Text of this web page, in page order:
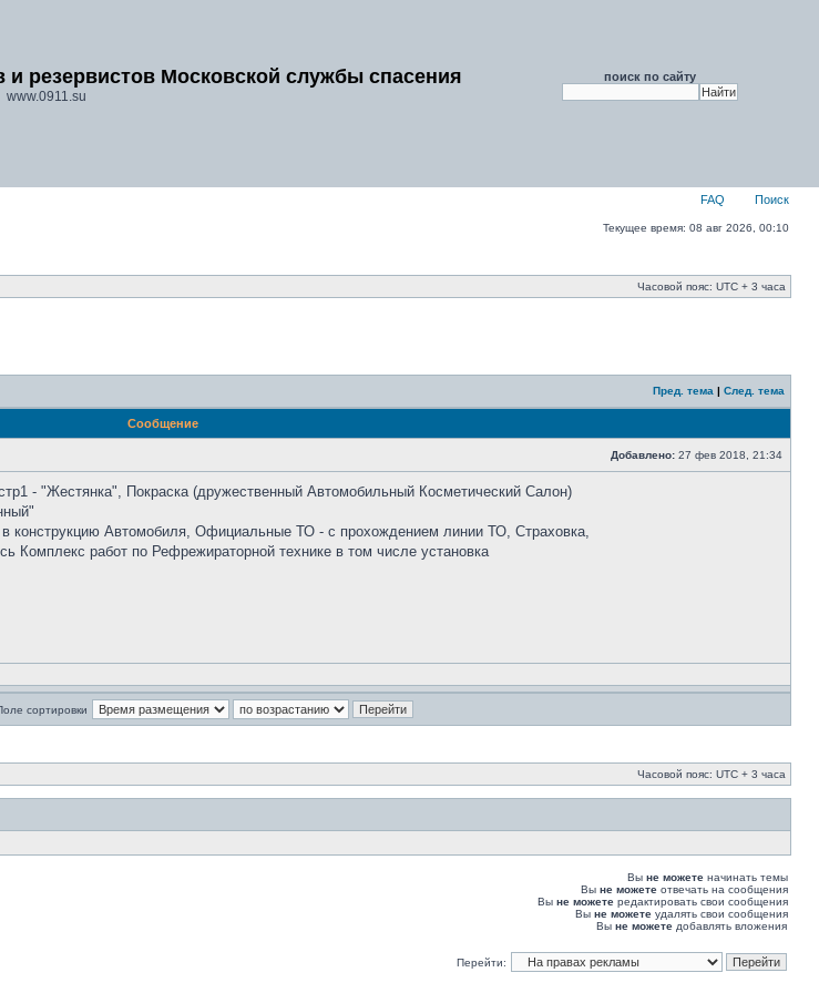
резервистов Московской службы спасения
www.0911.su
поиск по сайту
FAQ Поиск
Текущее время: 08 авг 2026, 00:10
Часовой пояс: UTC + 3 часа
Пред. тема | След. тема
Сообщение
Добавлено: 27 фев 2018, 21:34
- "Жестянка", Покраска (дружественный Автомобильный Косметический Салон)
конструкцию Автомобиля, Официальные ТО - с прохождением линии ТО, Страховка,
работ по Рефрежираторной технике в том числе установка
сортировки
Часовой пояс: UTC + 3 часа
Вы не можете начинать темы
Вы не можете отвечать на сообщения
Вы не можете редактировать свои сообщения
Вы не можете удалять свои сообщения
Вы не можете добавлять вложения
Перейти: